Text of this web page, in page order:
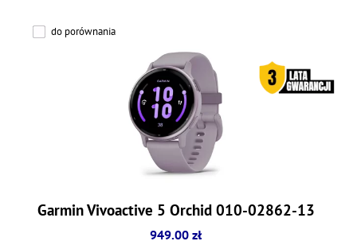
do porównania
Garmin Vivoactive 5 Orchid 010-02862-13
949.00 zł